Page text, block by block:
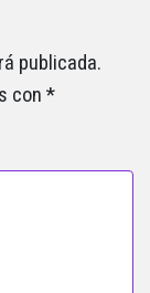
publicada.
con *